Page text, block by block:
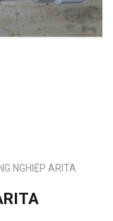
NGHIỆP ARITA